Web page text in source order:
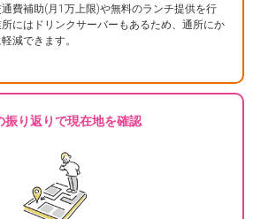
費補助(月1万上限)や無料のランチ提供を行
にはドリンクサーバーもあるため、通所にか
減できます。
振り返りで現在地を確認